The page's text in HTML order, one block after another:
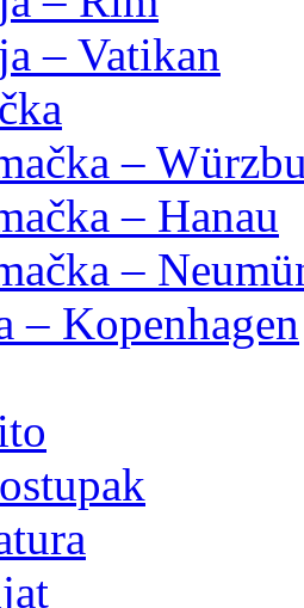
– Vatikan
–
– Hanau
–
– Kopenhagen